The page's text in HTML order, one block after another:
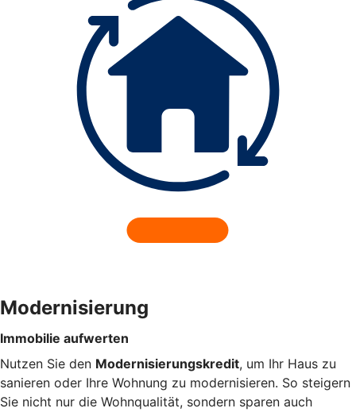
Modernisierung
Immobilie aufwerten
Nutzen Sie den Modernisierungskredit, um Ihr Haus zu
sanieren oder Ihre Wohnung zu modernisieren. So steigern
Sie nicht nur die Wohnqualität, sondern sparen auch